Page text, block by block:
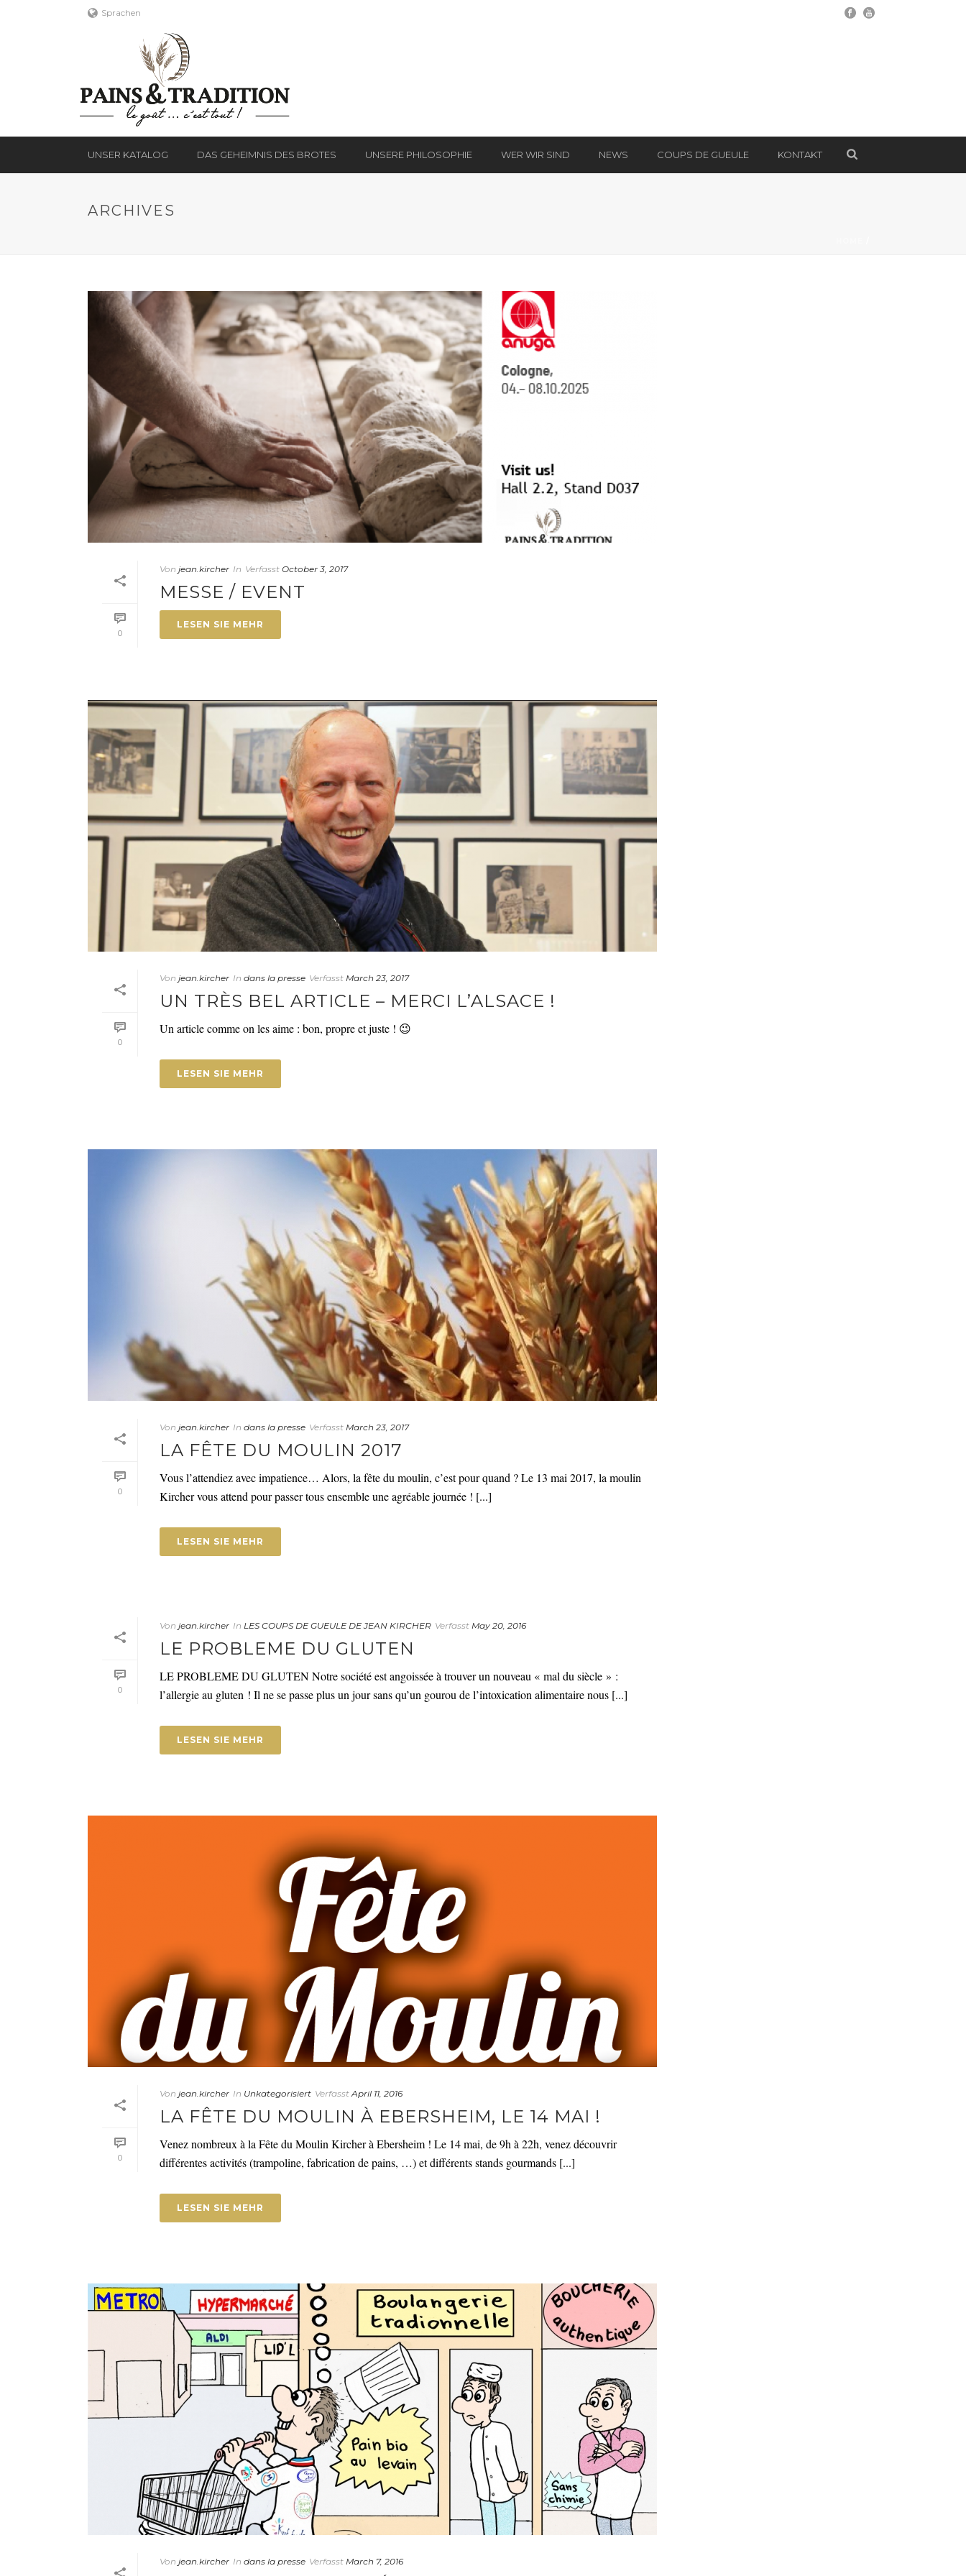
Sprachen
UNSER KATALOG DAS GEHEIMNIS DES BROTES UNSERE PHILOSOPHIE WER WIR SIND NEWS COUPS DE GUEULE KONTAKT
ARCHIVES
0
Von jean.kircher In Verfasst October 3, 2017
MESSE / EVENT
LESEN SIE MEHR
0
Von jean.kircher In dans la presse Verfasst March 23, 2017
UN TRÈS BEL ARTICLE – MERCI L’ALSACE !
Un article comme on les aime : bon, propre et juste ! 😉
LESEN SIE MEHR
0
Von jean.kircher In dans la presse Verfasst March 23, 2017
LA FÊTE DU MOULIN 2017
Vous l’attendiez avec impatience… Alors, la fête du moulin, c’est pour quand ? Le 13 mai 2017, la moulin
Kircher vous attend pour passer tous ensemble une agréable journée ! [...]
LESEN SIE MEHR
0
Von jean.kircher In LES COUPS DE GUEULE DE JEAN KIRCHER Verfasst May 20, 2016
LE PROBLEME DU GLUTEN
LE PROBLEME DU GLUTEN Notre société est angoissée à trouver un nouveau « mal du siècle » :
l’allergie au gluten ! Il ne se passe plus un jour sans qu’un gourou de l’intoxication alimentaire nous [...]
LESEN SIE MEHR
0
Von jean.kircher In Unkategorisiert Verfasst April 11, 2016
LA FÊTE DU MOULIN À EBERSHEIM, LE 14 MAI !
Venez nombreux à la Fête du Moulin Kircher à Ebersheim ! Le 14 mai, de 9h à 22h, venez découvrir
différentes activités (trampoline, fabrication de pains, …) et différents stands gourmands [...]
LESEN SIE MEHR
Von jean.kircher In dans la presse Verfasst March 7, 2016